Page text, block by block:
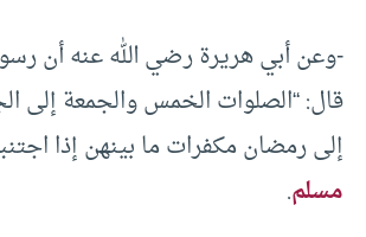
-وعن أبي هريرة رضي الله عنه أن
قال: “الصلوات الخمس والجمعة إلى
إلى رمضان مكفرات ما بينهن إذا
مسلم.